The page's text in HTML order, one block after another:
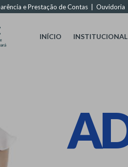
e Prestação de Contas Ouvidoria
INÍCIO INSTITUCIONAL